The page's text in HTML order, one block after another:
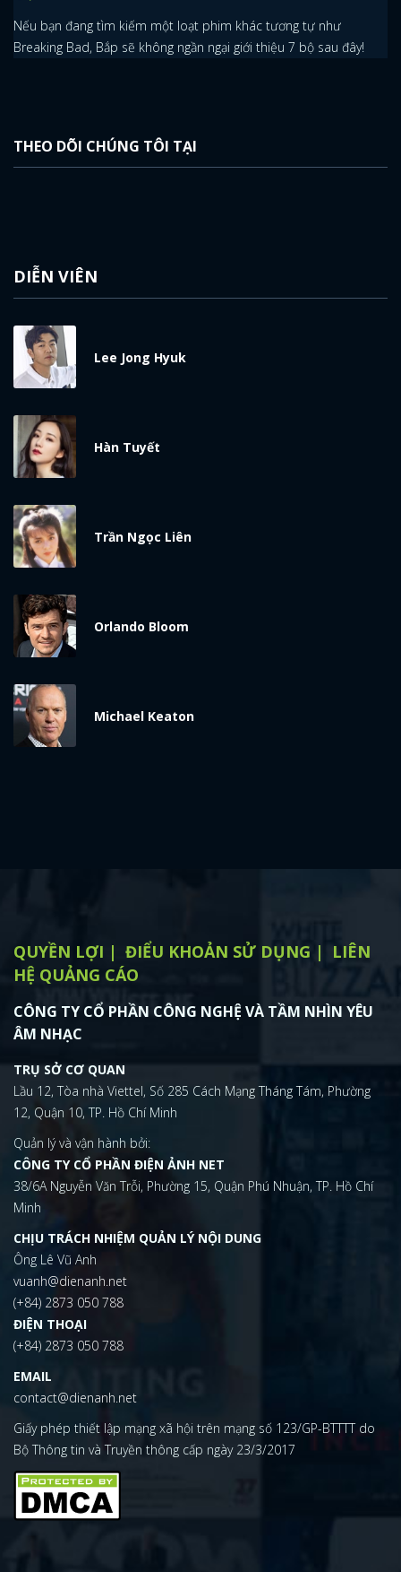
FACEBOOK GOOGLE
Nếu bạn đang tìm kiếm một loạt phim khác tương tự như
Breaking Bad, Bắp sẽ không ngần ngại giới thiệu 7 bộ sau đây!
THEO DÕI CHÚNG TÔI TẠI
DIỄN VIÊN
Lee Jong Hyuk
Hàn Tuyết
Trần Ngọc Liên
Orlando Bloom
Michael Keaton
QUYỀN LỢI ĐIỂU KHOẢN SỬ DỤNG
LIÊN
HỆ QUẢNG CÁO
CÔNG TY CỔ PHẦN CÔNG NGHỆ VÀ TẦM NHÌN YÊU
ÂM NHẠC
TRỤ SỞ CƠ QUAN
Lầu 12, Tòa nhà Viettel, Số 285 Cách Mạng Tháng Tám, Phường
12, Quận 10, TP. Hồ Chí Minh
Quản lý và vận hành bởi:
CÔNG TY CỔ PHẦN ĐIỆN ẢNH NET
38/6A Nguyễn Văn Trỗi, Phường 15, Quận Phú Nhuận, TP. Hồ Chí
Minh
CHỊU TRÁCH NHIỆM QUẢN LÝ NỘI DUNG
Ông Lê Vũ Anh
vuanh@dienanh.net
(+84) 2873 050 788
ĐIỆN THOẠI
(+84) 2873 050 788
EMAIL
contact@dienanh.net
Giấy phép thiết lập mạng xã hội trên mạng số 123/GP-BTTTT do
Bộ Thông tin và Truyền thông cấp ngày 23/3/2017